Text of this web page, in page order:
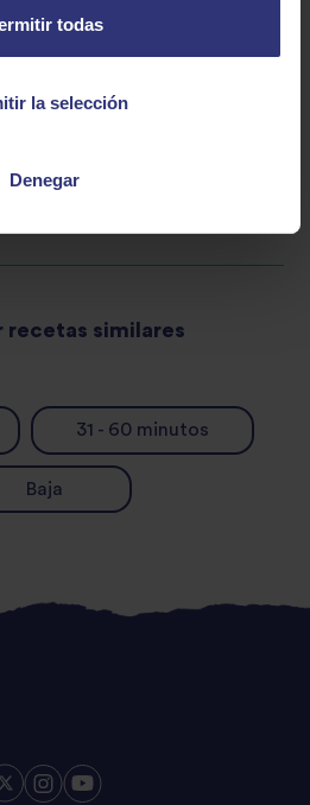
todas
la selección
Denegar
fresco picado
recetas similares
31 - 60 minutos
Baja